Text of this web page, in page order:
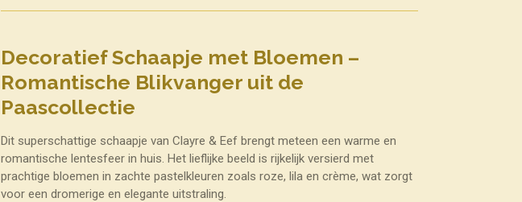
Decoratief Schaapje met Bloemen –
Romantische Blikvanger uit de
Paascollectie
Dit superschattige schaapje van Clayre & Eef brengt meteen een warme en
romantische lentesfeer in huis. Het lieflijke beeld is rijkelijk versierd met
prachtige bloemen in zachte pastelkleuren zoals roze, lila en crème, wat zorgt
voor een dromerige en elegante uitstraling.